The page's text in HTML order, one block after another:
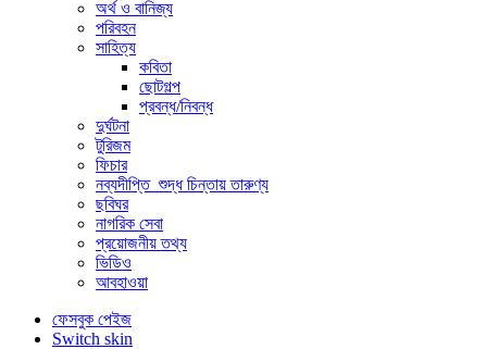
অর্থ ও বানিজ্য
পরিবহন
সাহিত্য
কবিতা
ছোটগল্প
প্রবন্ধ/নিবন্ধ
দুর্ঘটনা
টুরিজম
ফিচার
নব্যদীপ্তি_শুদ্ধ চিন্তায় তারুণ্য
ছবিঘর
নাগরিক সেবা
প্রয়োজনীয় তথ্য
ভিডিও
আবহাওয়া
ফেসবুক পেইজ
Switch skin